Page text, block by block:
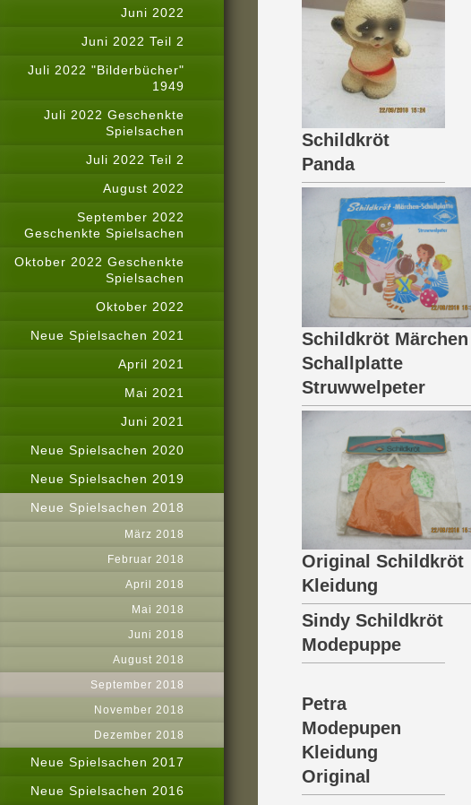
Juni 2022
Juni 2022 Teil 2
Juli 2022 "Bilderbücher"
1949
Juli 2022 Geschenkte
Spielsachen
Juli 2022 Teil 2
August 2022
September 2022
Geschenkte Spielsachen
Oktober 2022 Geschenkte
Spielsachen
Oktober 2022
Neue Spielsachen 2021
April 2021
Mai 2021
Juni 2021
Neue Spielsachen 2020
Neue Spielsachen 2019
Neue Spielsachen 2018
März 2018
Februar 2018
April 2018
Mai 2018
Juni 2018
August 2018
September 2018
November 2018
Dezember 2018
Neue Spielsachen 2017
Neue Spielsachen 2016
Schildkröt
Panda
Schildkröt Märchen
Schallplatte
Struwwelpeter
Original Schildkröt
Kleidung
Sindy Schildkröt
Modepuppe
Petra
Modepupen
Kleidung
Original